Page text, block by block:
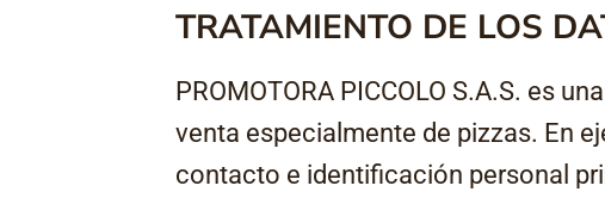
TRATAMIENTO DE LOS
PROMOTORA PICCOLO S.A.S. es
venta especialmente de pizzas. En
contacto e identificación personal